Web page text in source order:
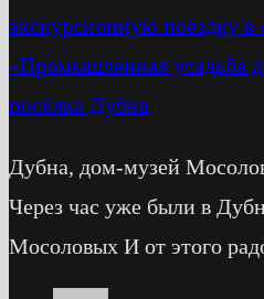
экскурсионную поездку в
«Промышленная усадьба
посёлка Дубна
Дубна, дом-музей
Через час уже были в
Мосоловых И от этого